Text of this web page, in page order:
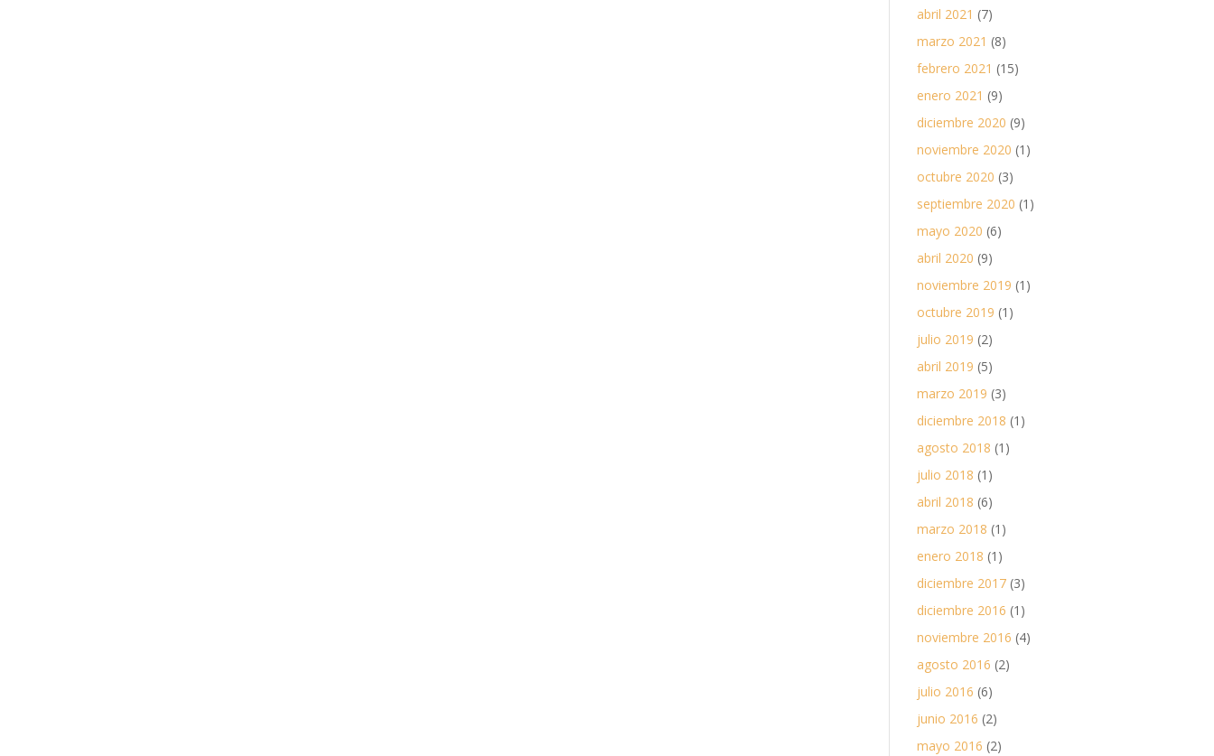
abril 2021 (7)
marzo 2021 (8)
febrero 2021 (15)
enero 2021 (9)
diciembre 2020 (9)
noviembre 2020 (1)
octubre 2020 (3)
septiembre 2020 (1)
mayo 2020 (6)
abril 2020 (9)
noviembre 2019 (1)
octubre 2019 (1)
julio 2019 (2)
abril 2019 (5)
marzo 2019 (3)
diciembre 2018 (1)
agosto 2018 (1)
julio 2018 (1)
abril 2018 (6)
marzo 2018 (1)
enero 2018 (1)
diciembre 2017 (3)
diciembre 2016 (1)
noviembre 2016 (4)
agosto 2016 (2)
julio 2016 (6)
junio 2016 (2)
mayo 2016 (2)